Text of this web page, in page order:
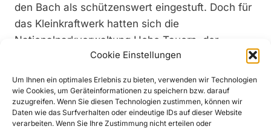
Cookie Einstellungen
Um Ihnen ein optimales Erlebnis zu bieten, verwenden wir Technologien
wie Cookies, um Geräteinformationen zu speichern bzw. darauf
zuzugreifen. Wenn Sie diesen Technologien zustimmen, können wir
Daten wie das Surfverhalten oder eindeutige IDs auf dieser Website
verarbeiten. Wenn Sie Ihre Zustimmung nicht erteilen oder
den Bach als schützenswert eingestuft. Doch für
das Kleinkraftwerk hatten sich die
Nationalparkverwaltung Hohe Tauern, der
Tourismusverband Osttirol sowie die Bauern- und
Tageszeitung“ soll das Kraftwerk mit seinem
Strom unter anderem einen Alpengasthof und
mehrere Almhütten versorgen und somit das